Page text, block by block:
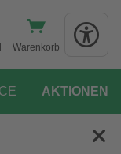
Warenkorb
AKTIONEN